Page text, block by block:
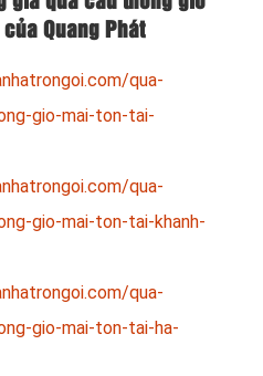
Quang Phát
qua-
gio-mai-ton-tai-
qua-
gio-mai-ton-tai-khanh-
qua-
gio-mai-ton-tai-ha-